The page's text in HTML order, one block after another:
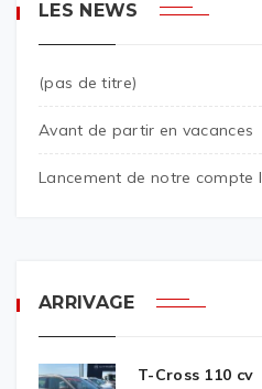
LES NEWS
(pas de titre)
Avant de partir en vacances
Lancement de notre compte
ARRIVAGE
T-Cross 110 cv